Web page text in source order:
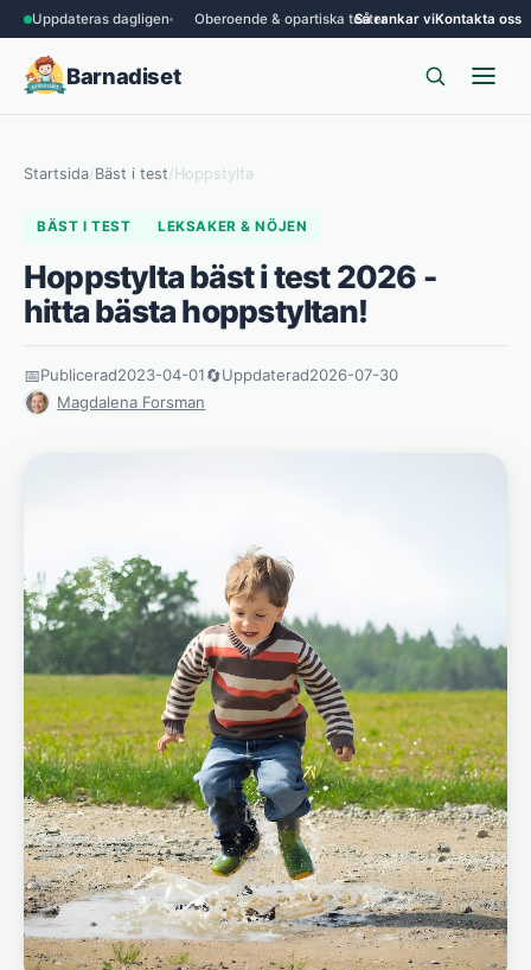
Uppdateras dagligen Oberoende & opartiska testerSå rankar viKontakta oss
Barnadiset
Startsida/Bäst i test/ Hoppstylta
BÄST I TEST LEKSAKER & NÖJEN
Hoppstylta bäst i test 2026 -
hitta bästa hoppstyltan!
📅Publicerad2023-04-01🔄Uppdaterad2026-07-30
Magdalena Forsman